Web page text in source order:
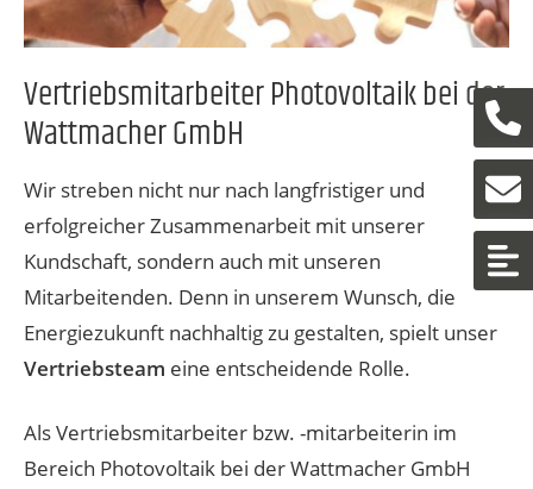
Vertriebsmitarbeiter Photovoltaik bei der
Wattmacher GmbH
Wir streben nicht nur nach langfristiger und
erfolgreicher Zusammenarbeit mit unserer
Kundschaft, sondern auch mit unseren
Mitarbeitenden. Denn in unserem Wunsch, die
Energiezukunft nachhaltig zu gestalten, spielt unser
Vertriebsteam eine entscheidende Rolle.
Als Vertriebsmitarbeiter bzw. -mitarbeiterin im
Bereich Photovoltaik bei der Wattmacher GmbH